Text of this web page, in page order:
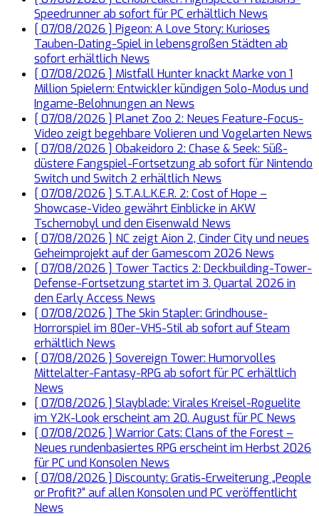
Speedrunner ab sofort für PC erhältlich News
[ 07/08/2026 ] Pigeon: A Love Story: Kurioses
Tauben-Dating-Spiel in lebensgroßen Städten ab
sofort erhältlich News
[ 07/08/2026 ] Mistfall Hunter knackt Marke von 1
Million Spielern: Entwickler kündigen Solo-Modus und
Ingame-Belohnungen an News
[ 07/08/2026 ] Planet Zoo 2: Neues Feature-Focus-
Video zeigt begehbare Volieren und Vogelarten News
[ 07/08/2026 ] Obakeidoro 2: Chase & Seek: Süß-
düstere Fangspiel-Fortsetzung ab sofort für Nintendo
Switch und Switch 2 erhältlich News
[ 07/08/2026 ] S.T.A.L.K.E.R. 2: Cost of Hope –
Showcase-Video gewährt Einblicke in AKW
Tschernobyl und den Eisenwald News
[ 07/08/2026 ] NC zeigt Aion 2, Cinder City und neues
Geheimprojekt auf der Gamescom 2026 News
[ 07/08/2026 ] Tower Tactics 2: Deckbuilding-Tower-
Defense-Fortsetzung startet im 3. Quartal 2026 in
den Early Access News
[ 07/08/2026 ] The Skin Stapler: Grindhouse-
Horrorspiel im 80er-VHS-Stil ab sofort auf Steam
erhältlich News
[ 07/08/2026 ] Sovereign Tower: Humorvolles
Mittelalter-Fantasy-RPG ab sofort für PC erhältlich
News
[ 07/08/2026 ] Slayblade: Virales Kreisel-Roguelite
im Y2K-Look erscheint am 20. August für PC News
[ 07/08/2026 ] Warrior Cats: Clans of the Forest –
Neues rundenbasiertes RPG erscheint im Herbst 2026
für PC und Konsolen News
[ 07/08/2026 ] Discounty: Gratis-Erweiterung „People
or Profit?“ auf allen Konsolen und PC veröffentlicht
News